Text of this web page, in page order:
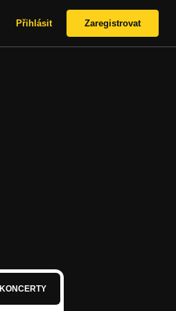
Přihlásit Zaregistrovat
KONCERTY